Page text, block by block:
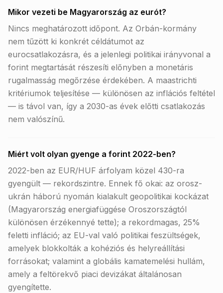
Mikor vezeti be Magyarország az eurót?
Nincs meghatározott időpont. Az Orbán-kormány
nem tűzött ki konkrét céldátumot az
eurocsatlakozásra, és a jelenlegi politikai irányvonal a
forint megtartását részesíti előnyben a monetáris
rugalmasság megőrzése érdekében. A maastrichti
kritériumok teljesítése — különösen az inflációs feltétel
— is távol van, így a 2030-as évek előtti csatlakozás
nem valószínű.
Miért volt olyan gyenge a forint 2022-ben?
2022-ben az EUR/HUF árfolyam közel 430-ra
gyengült — rekordszintre. Ennek fő okai: az orosz-
ukrán háború nyomán kialakult geopolitikai kockázat
(Magyarország energiafüggése Oroszországtól
különösen érzékennyé tette); a rekordmagas, 25%
feletti infláció; az EU-val való politikai feszültségek,
amelyek blokkolták a kohéziós és helyreállítási
forrásokat; valamint a globális kamatemelési hullám,
amely a feltörekvő piaci devizákat általánosan
gyengítette.